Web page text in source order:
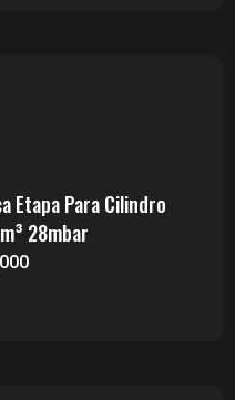
Etapa Para Cilindro
28mbar
El